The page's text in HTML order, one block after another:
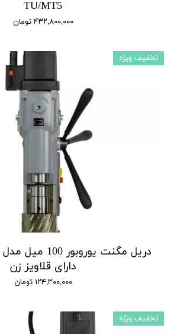
TU/MT5
۴۳۲,۸۰۰,۰۰۰ تومان
دارای قلاویز زن
۱۲۴,۳۰۰,۰۰۰ تومان
تخفیف ویژه
تخفیف ویژه